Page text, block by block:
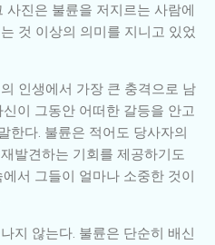
사진은 불륜을 저지르는 사람에
것 이상의 의미를 지니고 있었
인생에서 가장 큰 충격으로 남
이 그동안 어떠한 갈등을 안고
한다. 불륜은 적어도 당사자의
발견하는 기회를 제공하기도
서 그들이 얼마나 소중한 것이
지 않는다. 불륜은 단순히 배신